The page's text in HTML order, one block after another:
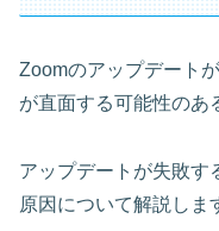
Zoomのアップデート
が直面する可能性のあ
アップデートが失敗す
原因について解説しま